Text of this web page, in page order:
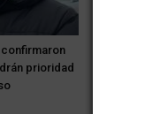
prioridad